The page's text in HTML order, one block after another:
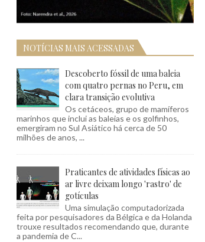
NOTÍCIAS MAIS ACESSADAS
Descoberto fóssil de uma baleia
com quatro pernas no Peru, em
clara transição evolutiva
Os cetáceos, grupo de mamíferos
marinhos que inclui as baleias e os golfinhos,
emergiram no Sul Asiático há cerca de 50
milhões de anos, ...
Praticantes de atividades físicas ao
ar livre deixam longo 'rastro' de
gotículas
Uma simulação computadorizada
feita por pesquisadores da Bélgica e da Holanda
trouxe resultados recomendando que, durante
a pandemia de C...